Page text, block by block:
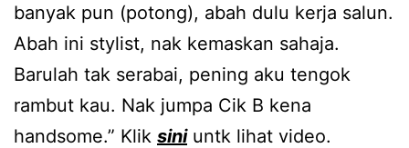
banyak pun (potong), abah dulu kerja salun.
Abah ini stylist, nak kemaskan sahaja.
Barulah tak serabai, pening aku tengok
rambut kau. Nak jumpa Cik B kena
handsome.” Klik siniuntk lihat video.